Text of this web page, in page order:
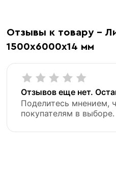
Отзывы к товару -
1500х6000х14 мм
Отзывов еще нет.
Поделитесь мнением,
покупателям в выборе.